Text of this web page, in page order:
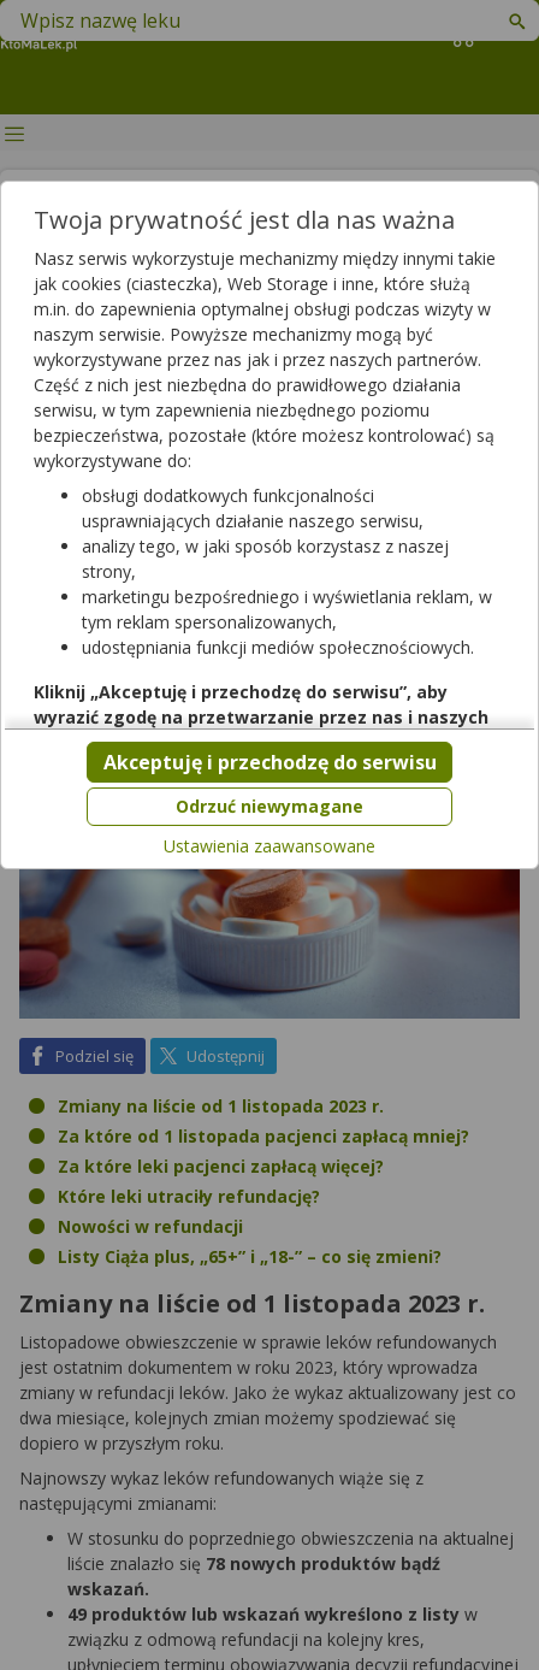
Koszyk
Znajdź lek w swojej okolicy
Lista leków refundowanych od
1 listopada 2023 r. Jakie zmiany
czekają pacjentów?
Publikacja: 2023-10-27 18:43 Aktualizacja: 2025-06-03 14:20
refundowanych leków, środków spożywczych specjalnego
przeznaczenia żywieniowego oraz wyrobów medycznych, a
wraz z nią sporo zmian, które obejmą także listę bezpłatnych
leków dla dzieci i seniorów 65+. Dla wielu leków dopłata
pacjenta spadnie, lecz jednocześnie sporo preparatów zdrożeje.
Co więcej, kilka istotnych leków utraci finansowanie.
Autor
Podziel sięna FacebookUdostępnij
Artykuł rekomendowany przez:
magister farmacji Bartłomiej Łuczyński
Zmiany na liście od 1 listopada 2023 r.
Za które od 1 listopada pacjenci zapłacą mniej?
Za które leki pacjenci zapłacą więcej?
Które leki utraciły refundację?
Nowości w refundacji
Listy Ciąża plus, „65+” i „18-” – co się zmieni?
Zmiany na liście od 1 listopada 2023 r.
Listopadowe obwieszczenie w sprawie leków refundowanych
jest ostatnim dokumentem w roku 2023, który wprowadza
zmiany w refundacji leków. Jako że wykaz aktualizowany jest co
dwa miesiące, kolejnych zmian możemy spodziewać się
dopiero w przyszłym roku.
Najnowszy wykaz leków refundowanych wiąże się z
następującymi zmianami:
W stosunku do poprzedniego obwieszczenia na aktualnej
liście znalazło się 78 nowych produktów bądź
wskazań.
49 produktów lub wskazań wykreślono z listy w
związku z odmową refundacji na kolejny kres,
upłynięciem terminu obowiązywania decyzji refundacyjnej
Twoja prywatność jest dla nas ważna
Nasz serwis wykorzystuje mechanizmy między innymi takie
jak cookies (ciasteczka), Web Storage i inne, które służą
m.in. do zapewnienia optymalnej obsługi podczas wizyty w
naszym serwisie. Powyższe mechanizmy mogą być
wykorzystywane przez nas jak i przez naszych partnerów.
Część z nich jest niezbędna do prawidłowego działania
serwisu, w tym zapewnienia niezbędnego poziomu
bezpieczeństwa, pozostałe (które możesz kontrolować) są
wykorzystywane do:
obsługi dodatkowych funkcjonalności
usprawniających działanie naszego serwisu,
analizy tego, w jaki sposób korzystasz z naszej
strony,
marketingu bezpośredniego i wyświetlania reklam, w
tym reklam spersonalizowanych,
udostępniania funkcji mediów społecznościowych.
Kliknij „Akceptuję i przechodzę do serwisu”, aby
wyrazić zgodę na przetwarzanie przez nas i naszych
partnerów Twoich danych w powyższych celach.
Pamiętaj, że wyrażenie zgody jest dobrowolne, a wyrażoną
zgodę możesz w każdej chwili cofnąć, możesz też wycofać
zgodę na przetwarzanie Twoich danych tylko w niektórych
celach. Jeżeli chcesz dowiedzieć się więcej lub chcesz
przeprowadzić konfigurację szczegółową, to możesz tego
dokonać za pomocą „Ustawień zaawansowanych”.
Więcej informacji na temat wykorzystywania narzędzi
zewnętrznych w naszym serwisie znajdziesz w
Serwisu
Odrzuć niewymagane
Akceptuję i przechodzę do serwisu
Ustawienia zaawansowane